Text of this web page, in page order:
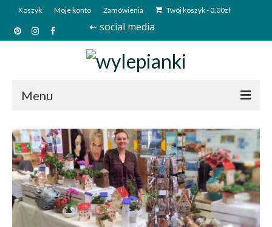
Koszyk Moje konto Zamówienia Twój koszyk-0.00zł
⇜ social media
Menu
Start
Sklep
Kim jesteśmy?
Kontakt